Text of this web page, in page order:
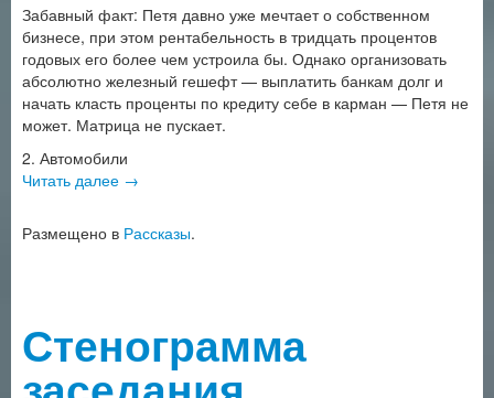
Забавный факт: Петя давно уже мечтает о собственном
бизнесе, при этом рентабельность в тридцать процентов
годовых его более чем устроила бы. Однако организовать
абсолютно железный гешефт — выплатить банкам долг и
начать класть проценты по кредиту себе в карман — Петя не
может. Матрица не пускает.
2. Автомобили
Читать далее →
Размещено в Рассказы.
Стенограмма